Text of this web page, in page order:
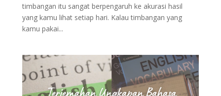
timbangan itu sangat berpengaruh ke akurasi hasil
yang kamu lihat setiap hari. Kalau timbangan yang
kamu pakai...